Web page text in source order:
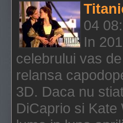
04
In
celebrului vas
relansa
3D. Daca nu
DiCaprio si